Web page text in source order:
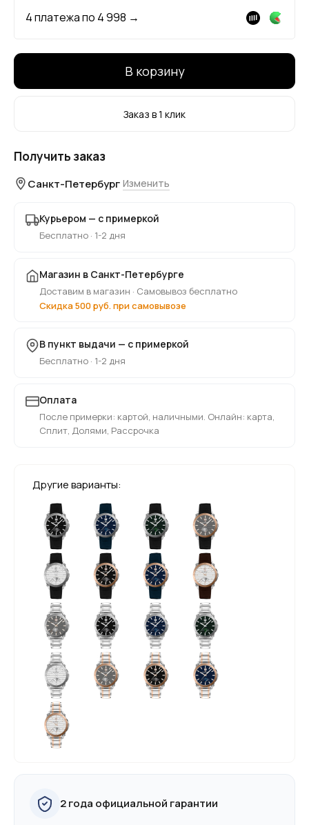
4 платежа по 4 998 →
В корзину
Заказ в 1 клик
Получить заказ
Санкт-Петербург Изменить
Курьером — с примеркой
Бесплатно · 1-2 дня
Магазин в Санкт-Петербурге
Доставим в магазин · Самовывоз бесплатно
Скидка 500 руб. при самовывозе
В пункт выдачи — с примеркой
Бесплатно · 1-2 дня
Оплата
После примерки: картой, наличными. Онлайн: карта,
Сплит, Долями, Рассрочка
Другие варианты:
2 года официальной гарантии